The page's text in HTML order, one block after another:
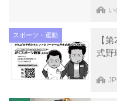
い
スポーツ・運動
【
式野